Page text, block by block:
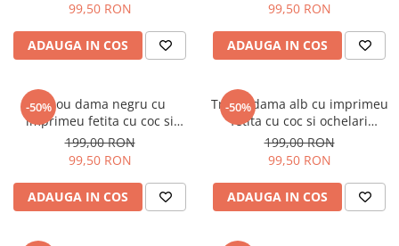
Tricouri si topuri
Rochii de eveniment
99,50 RON
ADAUGA IN COS
99,50 RON
ADAUGA IN COS
-50%
Tricou dama negru cu
imprimeu fetita cu coc si
ochelari albastrii
199,00 RON
99,50 RON
ADAUGA IN COS
-50%
Tricou dama alb cu imprimeu
fetita cu coc si ochelari
albastrii
199,00 RON
99,50 RON
ADAUGA IN COS